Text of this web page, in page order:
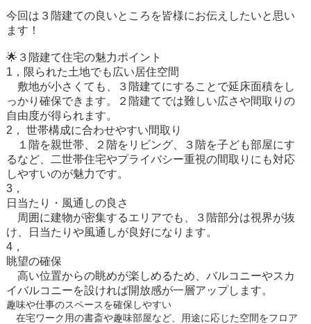
今回は３階建ての良いところを皆様にお伝えしたいと思い
ます！
🌟 ３階建て住宅の魅力ポイント
1，限られた土地でも広い居住空間
敷地が小さくても、３階建てにすることで延床面積をし
っかり確保できます。２階建てでは難しい広さや間取りの
自由度が得られます。
2，
世帯構成に合わせやすい間取り
１階を親世帯、２階をリビング、３階を子ども部屋にす
るなど、二世帯住宅やプライバシー重視の間取りにも対応
しやすいのが魅力です。
3，
日当たり・風通しの良さ
周囲に建物が密集するエリアでも、３階部分は視界が抜
け、日当たりや風通しが良好になります。
4，
眺望の確保
高い位置からの眺めが楽しめるため、バルコニーやスカ
イバルコニーを設ければ開放感が一層アップします。
趣味や仕事のスペースを確保しやすい
在宅ワーク用の書斎や趣味部屋など、用途に応じた空間をフロア